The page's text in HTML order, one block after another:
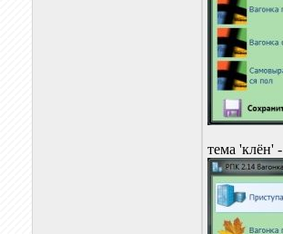
тема 'клён' -